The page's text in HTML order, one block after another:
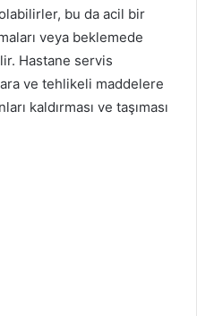
bu da acil bir
veya beklemede
Hastane servis
ve tehlikeli maddelere
kaldırması ve taşıması